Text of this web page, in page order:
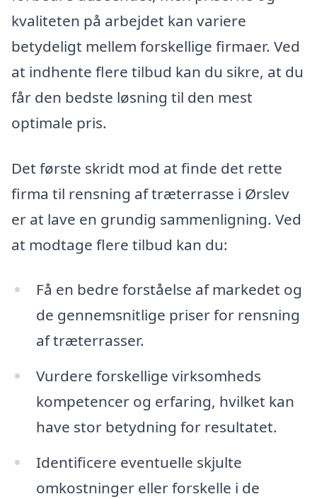
kvaliteten på arbejdet kan variere
betydeligt mellem forskellige firmaer. Ved
at indhente flere tilbud kan du sikre, at du
får den bedste løsning til den mest
optimale pris.
Det første skridt mod at finde det rette
firma til rensning af træterrasse i Ørslev
er at lave en grundig sammenligning. Ved
at modtage flere tilbud kan du:
Få en bedre forståelse af markedet og
de gennemsnitlige priser for rensning
af træterrasser.
Vurdere forskellige virksomheds
kompetencer og erfaring, hvilket kan
have stor betydning for resultatet.
Identificere eventuelle skjulte
omkostninger eller forskelle i de